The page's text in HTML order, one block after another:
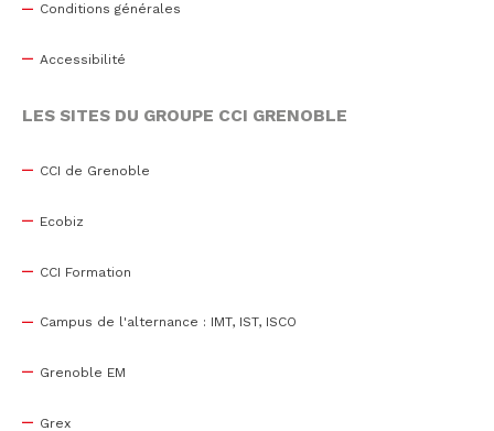
Conditions générales
Accessibilité
LES SITES DU GROUPE CCI GRENOBLE
CCI de Grenoble
Ecobiz
CCI Formation
Campus de l'alternance : IMT, IST, ISCO
Grenoble EM
Grex